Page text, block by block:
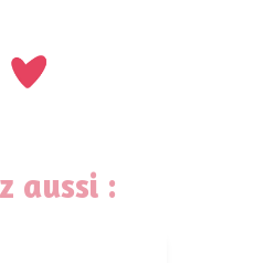
aussi :